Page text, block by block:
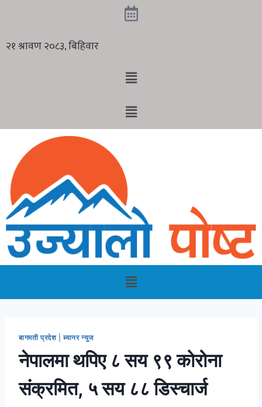
बागमती प्रदेश|ब्यानर न्युज
नेपालमा थपिए ८ सय ९९ कोरोना
संक्रमित, ५ सय ८८ डिस्चार्ज